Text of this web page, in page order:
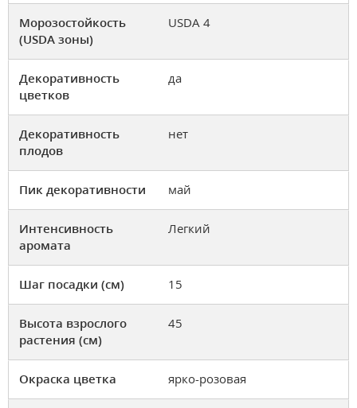
Морозостойкость
(USDA зоны)
USDA 4
Декоративность
цветков
да
Декоративность
плодов
нет
Пик декоративности май
Интенсивность
аромата
Легкий
Шаг посадки (см) 15
Высота взрослого
растения (см)
45
Окраска цветка ярко-розовая